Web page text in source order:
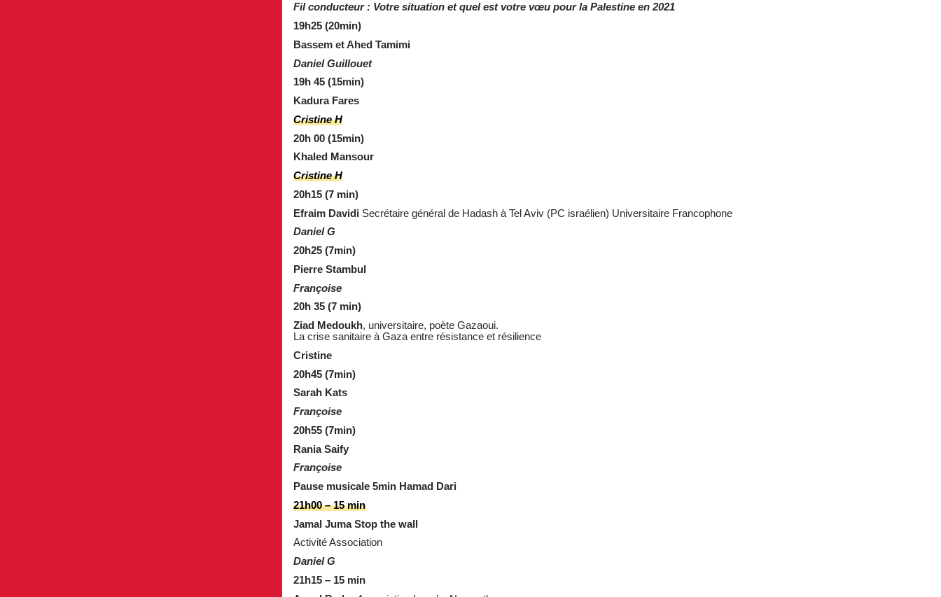
Fil conducteur : Votre situation et quel est votre vœu pour la Palestine en 2021
19h25(20min)
Bassem et Ahed Tamimi
Daniel Guillouet
19h 45 (15min)
Kadura Fares
Cristine H
20h 00 (15min)
Khaled Mansour
Cristine H
20h15 (7 min)
Efraim Davidi Secrétaire général de Hadash à Tel Aviv (PC israélien) Universitaire Francophone
Daniel G
20h25 (7min)
Pierre Stambul
Françoise
20h 35 (7 min)
Ziad Medoukh, universitaire, poète Gazaoui.
La crise sanitaire à Gaza entre résistance et résilience
Cristine
20h45 (7min)
Sarah Kats
Françoise
20h55 (7min)
Rania Saify
Françoise
Pause musicale 5min Hamad Dari
21h00 – 15 min
Jamal Juma Stop the wall
Activité Association
Daniel G
21h15 – 15 min